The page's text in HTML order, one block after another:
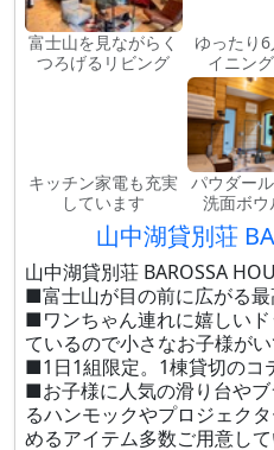
富士山を見ながらく
つろげるリビング
ゆったり
イニン
キッチン家電も充実
しています
パウダー
洗面ボウ
山中湖貸別荘
山中湖貸別荘 BAROSSA
■富士山が目の前に広がる最
■ワンちゃん連れに嬉しい
ているので小さなお子様がい
■1日1組限定。1棟貸切のコ
■お子様に人気の滑り台や
るハンモックやプロジェク
めるアイテム多数ご用意して